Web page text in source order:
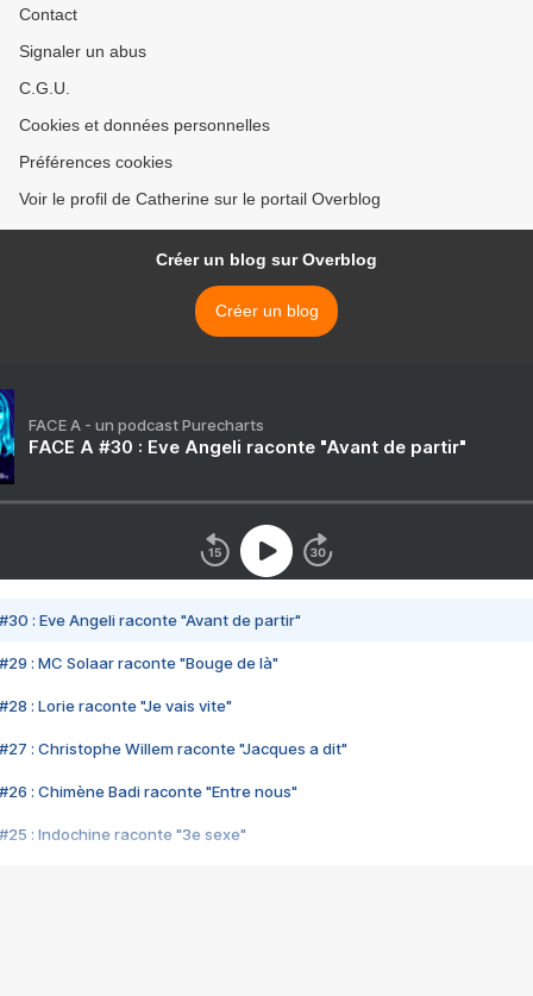
Contact
Signaler un abus
C.G.U.
Cookies et données personnelles
Préférences cookies
Voir le profil de Catherine sur le portail Overblog
Créer un blog sur Overblog
Créer un blog
FACE A - un podcast Purecharts
FACE A #30 : Eve Angeli raconte "Avant de partir"
#30 : Eve Angeli raconte "Avant de partir"
#29 : MC Solaar raconte "Bouge de là"
#28 : Lorie raconte "Je vais vite"
#27 : Christophe Willem raconte "Jacques a dit"
#26 : Chimène Badi raconte "Entre nous"
#25 : Indochine raconte "3e sexe"